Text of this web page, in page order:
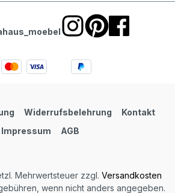
Widerrufsbelehrung
Kontakt
Impressum
AGB
Mehrwertsteuer zzgl. Versandkosten
wenn nicht anders angegeben.